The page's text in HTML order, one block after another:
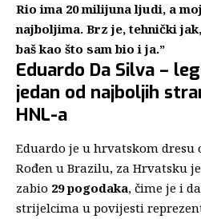
Rio ima 20 milijuna ljudi, a
najboljima. Brz je, tehnički
baš kao što sam bio i ja.”
Eduardo Da Silva –
jedan od najboljih
HNL-a
Eduardo je u hrvatskom
Rođen u Brazilu, za Hrvatsku
zabio 29 pogodaka, čime je i
strijelcima u povijesti